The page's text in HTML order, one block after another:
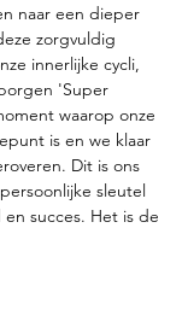
naar een dieper
zorgvuldig
innerlijke cycli,
'Super
waarop onze
is en we klaar
Dit is ons
sleutel
succes. Het is de